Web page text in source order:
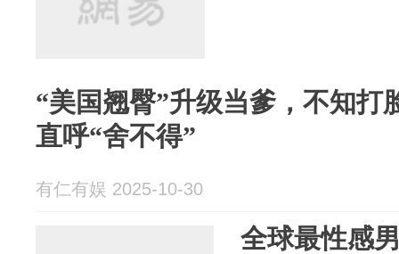
“美国翘臀”升级当爹，不知打
直呼“舍不得”
有仁有娱 2025-10-30
全球最性感